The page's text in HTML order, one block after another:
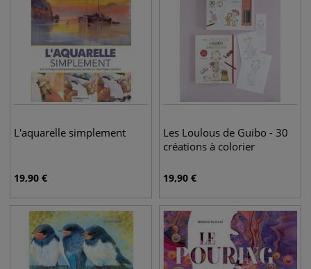
L'aquarelle simplement
19,90 €
Les Loulous de Guibo - 30
créations à colorier
19,90 €